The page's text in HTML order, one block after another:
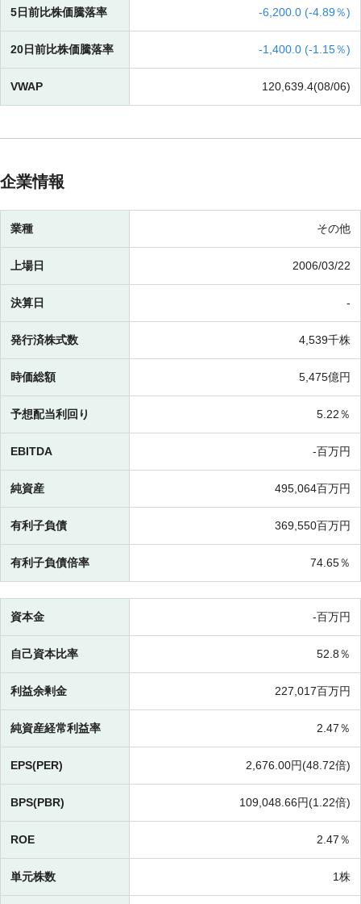
5日前比株価騰落率 -6,200.0 (-4.89％)
20日前比株価騰落率 -1,400.0 (-1.15％)
VWAP 120,639.4(08/06)
企業情報
業種 その他
上場日 2006/03/22
決算日 -
発行済株式数 4,539千株
時価総額 5,475億円
予想配当利回り 5.22％
EBITDA -百万円
純資産 495,064百万円
有利子負債 369,550百万円
有利子負債倍率 74.65％
資本金 -百万円
自己資本比率 52.8％
利益余剰金 227,017百万円
純資産経常利益率 2.47％
EPS(PER) 2,676.00円(48.72倍)
BPS(PBR) 109,048.66円(1.22倍)
ROE 2.47％
単元株数 1株